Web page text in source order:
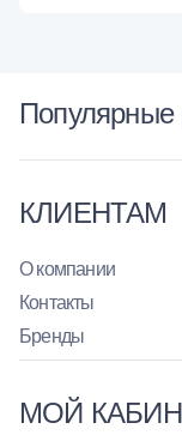
Популярные
КЛИЕНТАМ
О компании
Контакты
Бренды
МОЙ